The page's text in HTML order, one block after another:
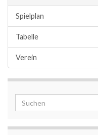
Spielplan
Tabelle
Verein